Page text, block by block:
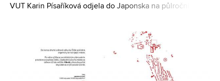
VUT Karin Písaříková odjela do Japonska na půlroční
Na jedné z vysokých škol výtvarných umění absolvova